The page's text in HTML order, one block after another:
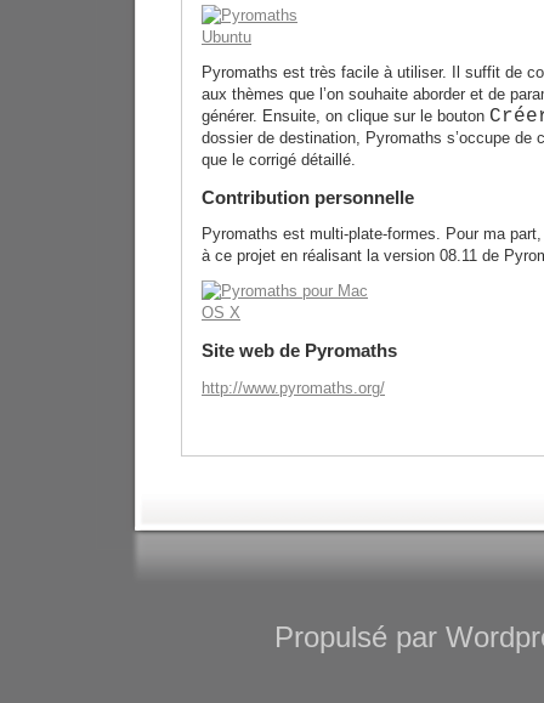
Pyromaths est très facile à utiliser. Il suffit de
aux thèmes que l’on souhaite aborder et de
générer. Ensuite, on clique sur le bouton
dossier de destination, Pyromaths s’occupe de
que le corrigé détaillé.
Contribution personnelle
Pyromaths est multi-plate-formes. Pour ma
à ce projet en réalisant la version 08.11 de
Site web de Pyromaths
http://www.pyromaths.org/
Propulsé par